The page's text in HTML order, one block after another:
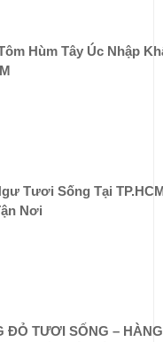
Hùm Tây Úc Nhập
Tươi Sống Tại
Nơi
ĐỎ TƯƠI SỐNG – HÀNG